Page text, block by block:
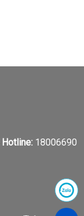
Hotline:18006690